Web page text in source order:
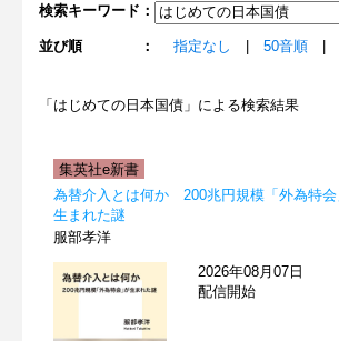
検索キーワード：
並び順 ： 指定なし 50音順 |
「はじめての日本国債」による検索結果
集英社e新書
為替介入とは何か 200兆円規模「外為特会
生まれた謎
服部孝洋
2026年08月07日
配信開始